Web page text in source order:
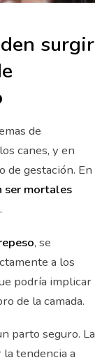
surgir
de
canes, y en
de gestación. En
ser mortales
, se
a los
podría implicar
de la camada.
parto seguro. La
tendencia a